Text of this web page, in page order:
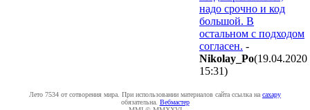
надо срочно и код
большой. В
остальном с подходом
согласен. -
Nikolay_Po(19.04.2020
15:31)
Лето 7534 от сотворения мира. При использовании материалов сайта ссылка на caxapу
обязательна. Вебмастер